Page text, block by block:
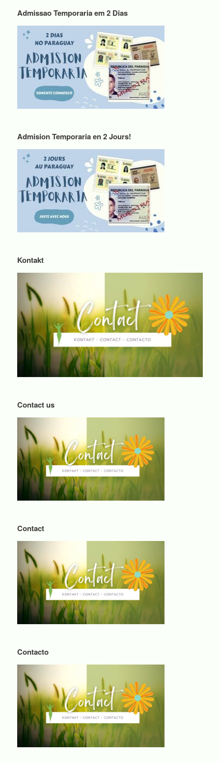
Admissao Temporaria em 2 Dias
Admision Temporaria en 2 Jours!
Kontakt
Contact us
Contact
Contacto